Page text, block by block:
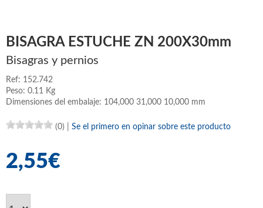
BISAGRA ESTUCHE ZN 200X30mm
Bisagras y pernios
Ref: 152.742
Peso: 0.11 Kg
Dimensiones del embalaje: 104,000 31,000 10,000 mm
(0) Se el primero en opinar sobre este producto
2,55€